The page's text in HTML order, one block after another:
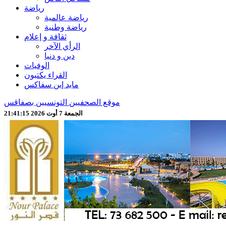
رياضة
رياضة عالمية
رياضة وطنية
ثقافة و إعلام
الرأي الآخر
دين و دنيا
الوفيات
القراء يكتبون
مايد إين سفاكس
موقع الصحفيين التونسيين بصفاقس
الجمعة 7 أوت 2026 21:41:17